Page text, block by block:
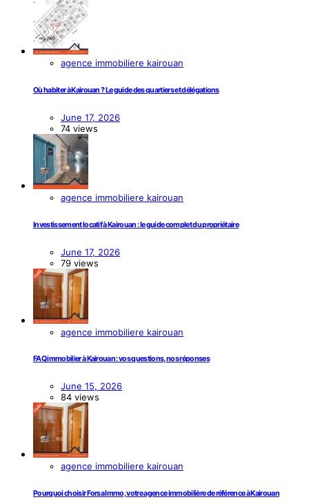
agence immobiliere kairouan
Où habiter à Kairouan ? Le guide des quartiers et délégations
June 17, 2026
74 views
agence immobiliere kairouan
Investissement locatif à Kairouan : le guide complet du propriétaire
June 17, 2026
79 views
agence immobiliere kairouan
FAQ immobilier à Kairouan : vos questions, nos réponses
June 15, 2026
84 views
agence immobiliere kairouan
Pourquoi choisir Forsa Immo, votre agence immobilière de référence à Kairouan